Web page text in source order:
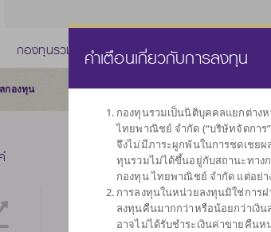
กองทุนรวม กองทุนส่วนบุคคล
กองทุน
คำเตือนเกี่ยวกับการลงทุน
กองทุนรวมเป็นนิติบุคคลแยกต่าง
ไทยพาณิชย์ จำกัด (“บริษัทจัดการ
จึงไม่มีภาระผูกพันในการชดเชย
ทุนรวมไม่ได้ขึ้นอยู่กับสถานะทาง
กองทุน ไทยพาณิชย์ จำกัด แต่อย่า
การลงทุนในหน่วยลงทุนมิใช่การฝ
ลงทุนคืนมากกว่าหรือน้อยกว่าเงิ
อาจไม่ได้รับชำระเงินค่าขายคืน